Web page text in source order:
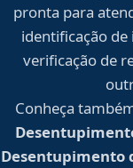
pronta para
identificação
verificação de
Conheça
Desentupimento